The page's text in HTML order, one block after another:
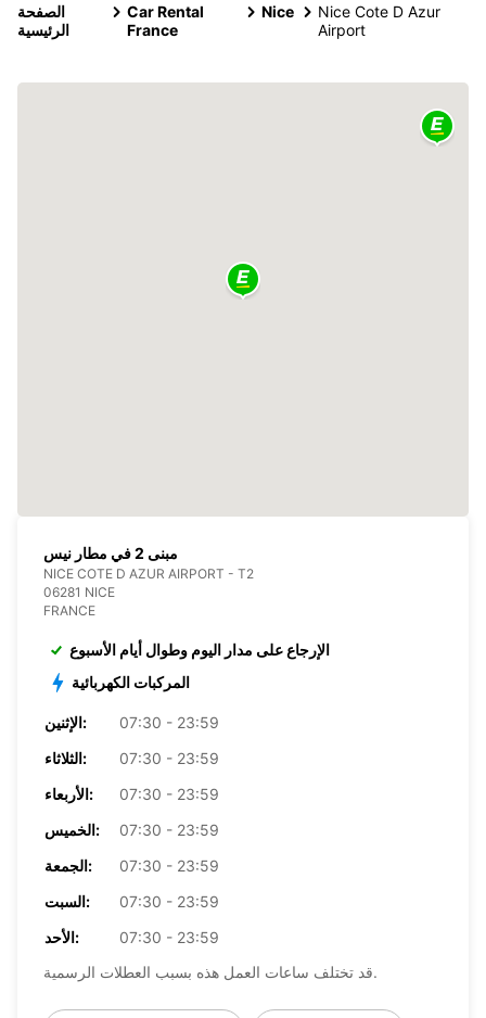
الصفحة
الرئيسية
Car Rental
France
Nice
Nice Cote D Azur
Airport
مبنى 2 في مطار نيس
NICE COTE D AZUR AIRPORT - T2
06281 NICE
FRANCE
الإرجاع على مدار اليوم وطوال أيام الأسبوع
المركبات الكهربائية
الإثنين:
07:30 - 23:59
الثلاثاء:
07:30 - 23:59
الأربعاء:
07:30 - 23:59
الخميس:
07:30 - 23:59
الجمعة:
07:30 - 23:59
السبت:
07:30 - 23:59
الأحد:
07:30 - 23:59
قد تختلف ساعات العمل هذه بسبب العطلات الرسمية.